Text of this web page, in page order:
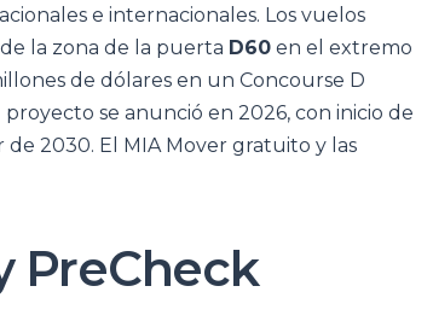
e internacionales. Los vuelos
la zona de la puerta D60 en el extremo
de dólares en un Concourse D
se anunció en 2026, con inicio de
2030. El MIA Mover gratuito y las
PreCheck